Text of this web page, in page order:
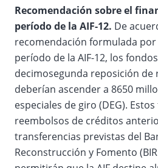
Recomendación sobre el
período de la AIF-12. De
recomendación formulada
período de la AIF-12, los
decimosegunda reposición de
deberían ascender a 8650
especiales de giro (DEG).
reembolsos de créditos
transferencias previstas del
Reconstrucción y Fomento